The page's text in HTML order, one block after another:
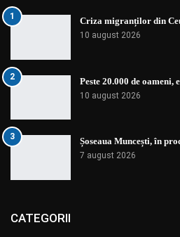
1 Criza migranților din
10 august 2026
2 Peste 20.000 de
10 august 2026
3 Șoseaua Muncești, în
7 august 2026
CATEGORII